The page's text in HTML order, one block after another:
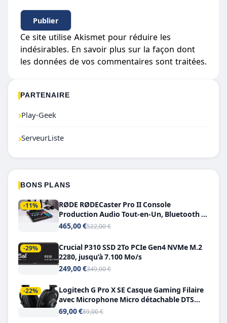
Ce site utilise Akismet pour réduire les
indésirables. En savoir plus sur la façon dont
les données de vos commentaires sont traitées.
PARTENAIRE
›Play-Geek
›ServeurListe
BONS PLANS
-11%
RØDE RØDECaster Pro II Console
Production Audio Tout-en-Un, Bluetooth et
Double USB-C
465,00 €522,00 €
-29%
Crucial P310 SSD 2To PCIe Gen4 NVMe M.2
2280, jusqu’à 7.100 Mo/s
249,00 €349,00 €
-22%
Logitech G Pro X SE Casque Gaming Filaire
avec Microphone Micro détachable DTS
Headphone X 7.1
69,00 €89,00 €